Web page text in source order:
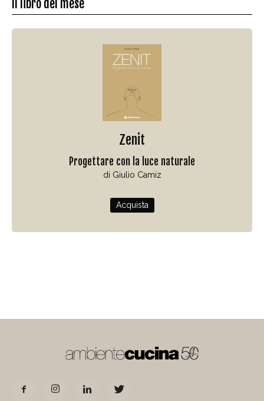
Il libro del mese
Zenit
Progettare con la luce naturale
di Giulio Camiz
Acquista